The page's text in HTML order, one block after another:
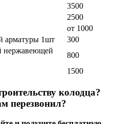
3500
2500
от 1000
арматуры 1шт
300
нержавеющей
800
1500
колодца?
перезвонил?